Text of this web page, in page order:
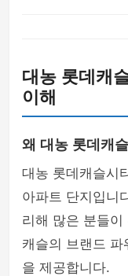
대농 롯데캐
이해
왜 대농 롯데캐
대농 롯데캐슬시
아파트 단지입니
리해 많은 분들
캐슬의 브랜드
을 제공합니다.